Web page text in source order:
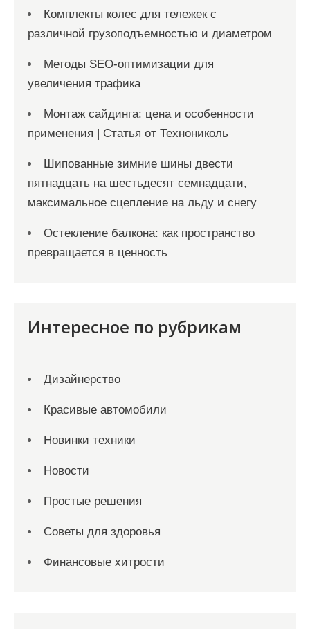
Комплекты колес для тележек с
различной грузоподъемностью и диаметром
Методы SEO-оптимизации для
увеличения трафика
Монтаж сайдинга: цена и особенности
применения | Статья от Технониколь
Шипованные зимние шины двести
пятнадцать на шестьдесят семнадцати,
максимальное сцепление на льду и снегу
Остекление балкона: как пространство
превращается в ценность
Интересное по рубрикам
Дизайнерство
Красивые автомобили
Новинки техники
Новости
Простые решения
Советы для здоровья
Финансовые хитрости